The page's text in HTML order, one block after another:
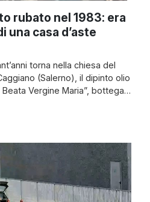
rubato nel 1983: era
una casa d’aste
torna nella chiesa del
(Salerno), il dipinto olio
Vergine Maria”, bottega
1747), risalente al XVIII secolo
è […]